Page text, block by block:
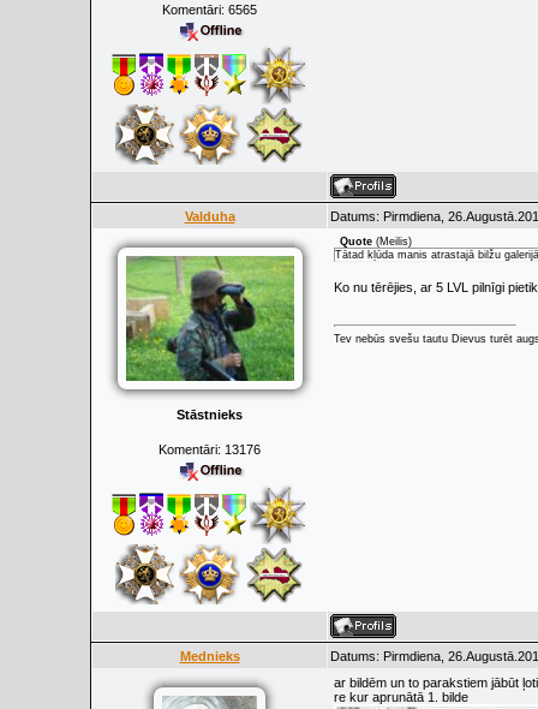
Komentāri: 6565
Valduha Datums: Pirmdiena,
Stāstnieks
Komentāri: 13176
Quote (Meilis)
Tātad kļūda manis atrastajā bilžu
Ko nu tērējies, ar 5 LVL pilnīgi
Tev nebūs svešu tautu Dievus turēt
Mednieks Datums: Pirmdiena,
ar bildēm un to parakstiem jābūt
re kur aprunātā 1. bilde